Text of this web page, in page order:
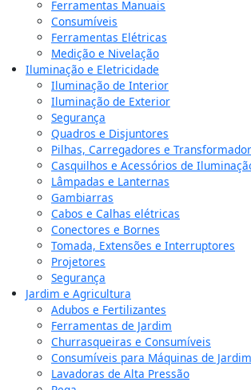
Ferramentas Manuais
Consumíveis
Ferramentas Elétricas
Medição e Nivelação
Iluminação e Eletricidade
Iluminação de Interior
Iluminação de Exterior
Segurança
Quadros e Disjuntores
Pilhas, Carregadores e
Casquilhos e Acessórios de
Lâmpadas e Lanternas
Gambiarras
Cabos e Calhas elétricas
Conectores e Bornes
Tomada, Extensões e Interruptores
Projetores
Segurança
Jardim e Agricultura
Adubos e Fertilizantes
Ferramentas de Jardim
Churrasqueiras e Consumíveis
Consumíveis para Máquinas de Jardim
Lavadoras de Alta Pressão